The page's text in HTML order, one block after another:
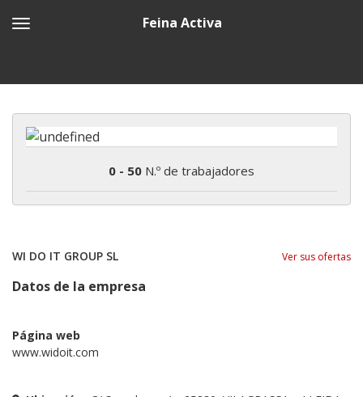
Feina Activa
0 - 50 N.º de trabajadores
WI DO IT GROUP SL Ver sus ofertas
Datos de la empresa
Página web
www.widoit.com